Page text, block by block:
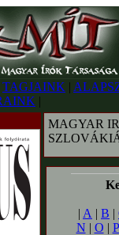
TAGJAINK |
|
MAGYAR
| A | B |
N | O | P